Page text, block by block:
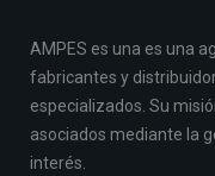
AMPES es una es una
fabricantes y
especializados. Su
asociados mediante la
interés.